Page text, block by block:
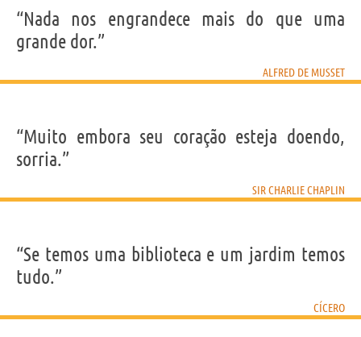
“Nada nos engrandece mais do que uma
grande dor.”
ALFRED DE MUSSET
“Muito embora seu coração esteja doendo,
sorria.”
SIR CHARLIE CHAPLIN
“Se temos uma biblioteca e um jardim temos
tudo.”
CÍCERO